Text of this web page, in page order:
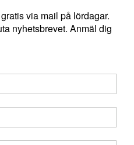
via mail på lördagar.
nyhetsbrevet. Anmäl dig